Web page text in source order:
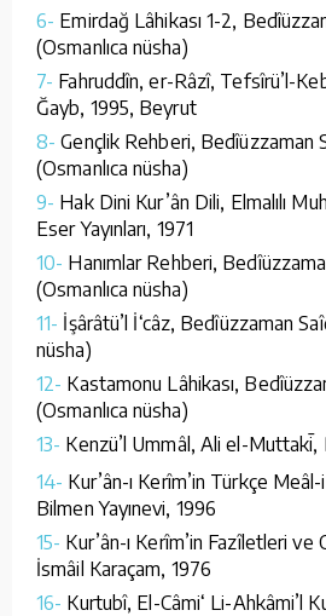
6- Emirdağ Lâhikası 1-2,
(Osmanlıca nüsha)
7- Fahruddîn, er-Râzî, Tefsîrü’l-
Ğayb, 1995, Beyrut
8-Gençlik Rehberi, Bedîüzzaman
(Osmanlıca nüsha)
9- Hak Dini Kur’ân Dili, Elmalılı
Eser Yayınları, 1971
10- Hanımlar Rehberi,
(Osmanlıca nüsha)
11- İşârâtü’l İ‘câz, Bedîüzzaman
nüsha)
12- Kastamonu Lâhikası,
(Osmanlıca nüsha)
13- Kenzü’l Ummâl, Ali el-
14- Kur’ân-ı Kerîm’in Türkçe
Bilmen Yayınevi, 1996
15- Kur’ân-ı Kerîm’in Fazîletleri ve
İsmâil Karaçam, 1976
16- Kurtubî, El-Câmi‘ Li-Ahkâmi’l